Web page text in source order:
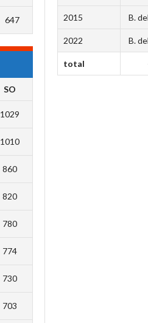
2015 B.
2022 B.
total
647
SO
1029
1010
860
820
780
774
730
703